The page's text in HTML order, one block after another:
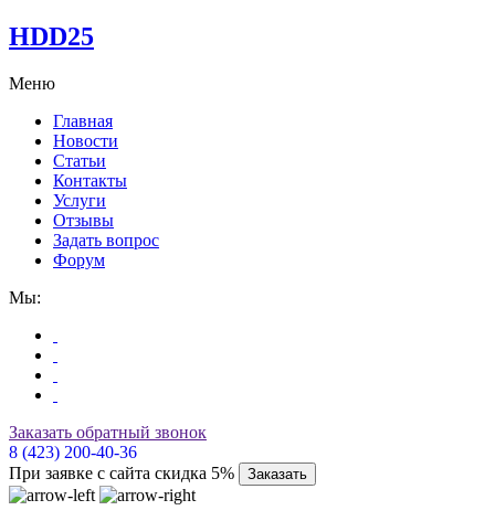
HDD25
Меню
Главная
Новости
Статьи
Контакты
Услуги
Отзывы
Задать вопрос
Форум
Мы:
Заказать обратный звонок
8 (423) 200-40-36
При заявке с сайта скидка 5%
Заказать